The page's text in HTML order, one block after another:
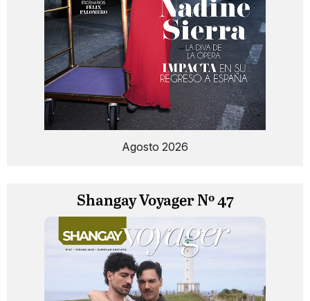
Agosto 2026
Shangay Voyager Nº 47